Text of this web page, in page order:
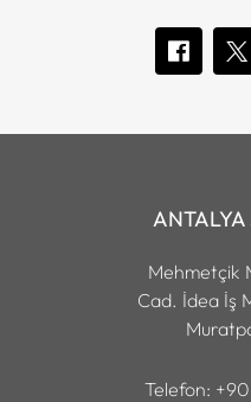
Mehmetçik
Cad. İdea İş
Telefon: